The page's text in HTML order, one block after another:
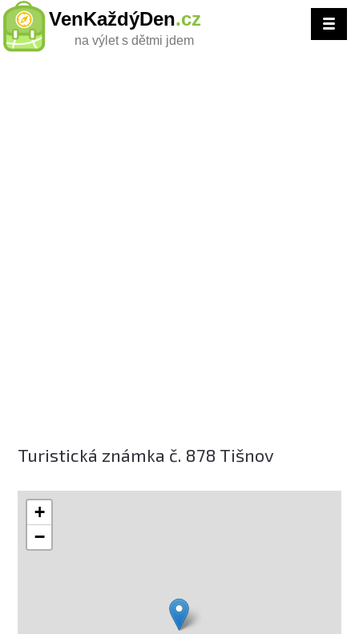
VenKaždýDen.cz
na výlet s dětmi jdem
Turistická známka č. 878 Tišnov
+
−